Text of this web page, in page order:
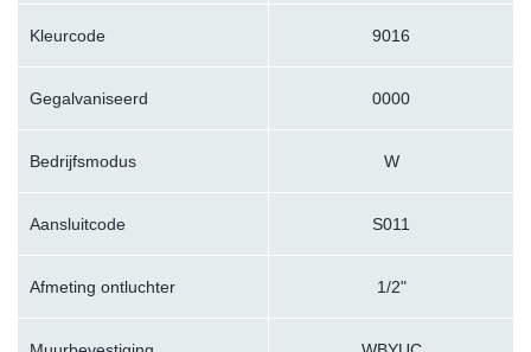
Kleurcode 9016
Gegalvaniseerd 0000
Bedrijfsmodus W
Aansluitcode S011
Afmeting ontluchter 1/2"